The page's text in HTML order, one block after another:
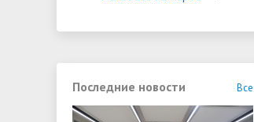
Последние новости Все